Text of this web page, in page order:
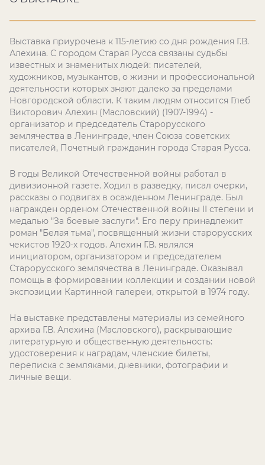
Выставка приурочена к 115-летию со дня рождения Г.В.
Алехина. С городом Старая Русса связаны судьбы
известных и знаменитых людей: писателей,
художников, музыкантов, о жизни и профессиональной
деятельности которых знают далеко за пределами
Новгородской области. К таким людям относится Глеб
Викторович Алехин (Масловский) (1907-1994) -
организатор и председатель Старорусского
землячества в Ленинграде, член Союза советских
писателей, Почетный гражданин города Старая Русса.
В годы Великой Отечественной войны работал в
дивизионной газете. Ходил в разведку, писал очерки,
рассказы о подвигах в осажденном Ленинграде. Был
награжден орденом Отечественной войны II степени и
медалью "За боевые заслуги". Его перу принадлежит
роман "Белая тьма", посвященный жизни старорусских
чекистов 1920-х годов. Алехин Г.В. являлся
инициатором, организатором и председателем
Старорусского землячества в Ленинграде. Оказывал
помощь в формировании коллекции и создании новой
экспозиции Картинной галереи, открытой в 1974 году.
На выставке представлены материалы из семейного
архива Г.В. Алехина (Масловского), раскрывающие
литературную и общественную деятельность:
удостоверения к наградам, членские билеты,
переписка с земляками, дневники, фотографии и
личные вещи.